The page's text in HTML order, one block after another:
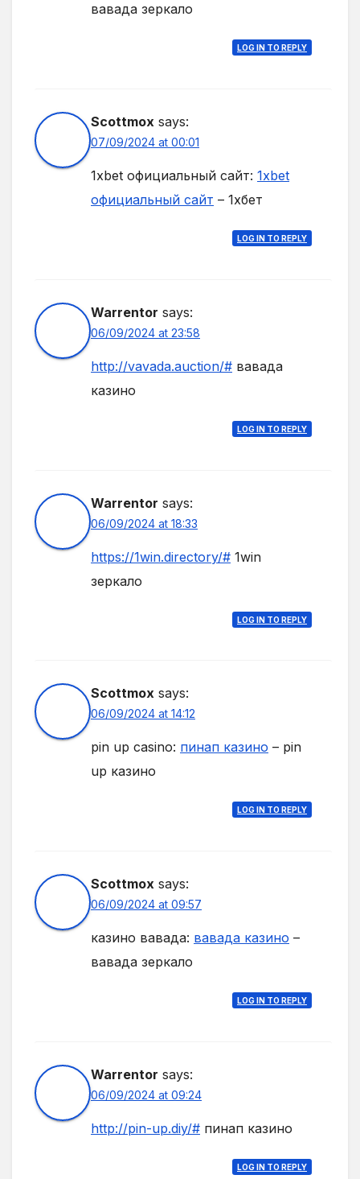
вавада зеркало
LOG IN TO REPLY
Scottmox says:
07/09/2024 at 00:01
1xbet официальный сайт: 1xbet
официальный сайт – 1хбет
LOG IN TO REPLY
Warrentor says:
06/09/2024 at 23:58
http://vavada.auction/# вавада
казино
LOG IN TO REPLY
Warrentor says:
06/09/2024 at 18:33
https://1win.directory/# 1win
зеркало
LOG IN TO REPLY
Scottmox says:
06/09/2024 at 14:12
pin up casino: пинап казино – pin
up казино
LOG IN TO REPLY
Scottmox says:
06/09/2024 at 09:57
казино вавада: вавада казино –
вавада зеркало
LOG IN TO REPLY
Warrentor says:
06/09/2024 at 09:24
http://pin-up.diy/# пинап казино
LOG IN TO REPLY